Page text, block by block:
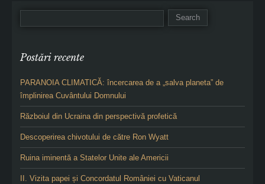
Postări recente
PARANOIA CLIMATICĂ: încercarea de a „salva planeta” de
împlinirea Cuvântului Domnului
Războiul din Ucraina din perspectivă profetică
Descoperirea chivotului de către Ron Wyatt
Ruina iminentă a Statelor Unite ale Americii
II. Vizita papei și Concordatul României cu Vaticanul